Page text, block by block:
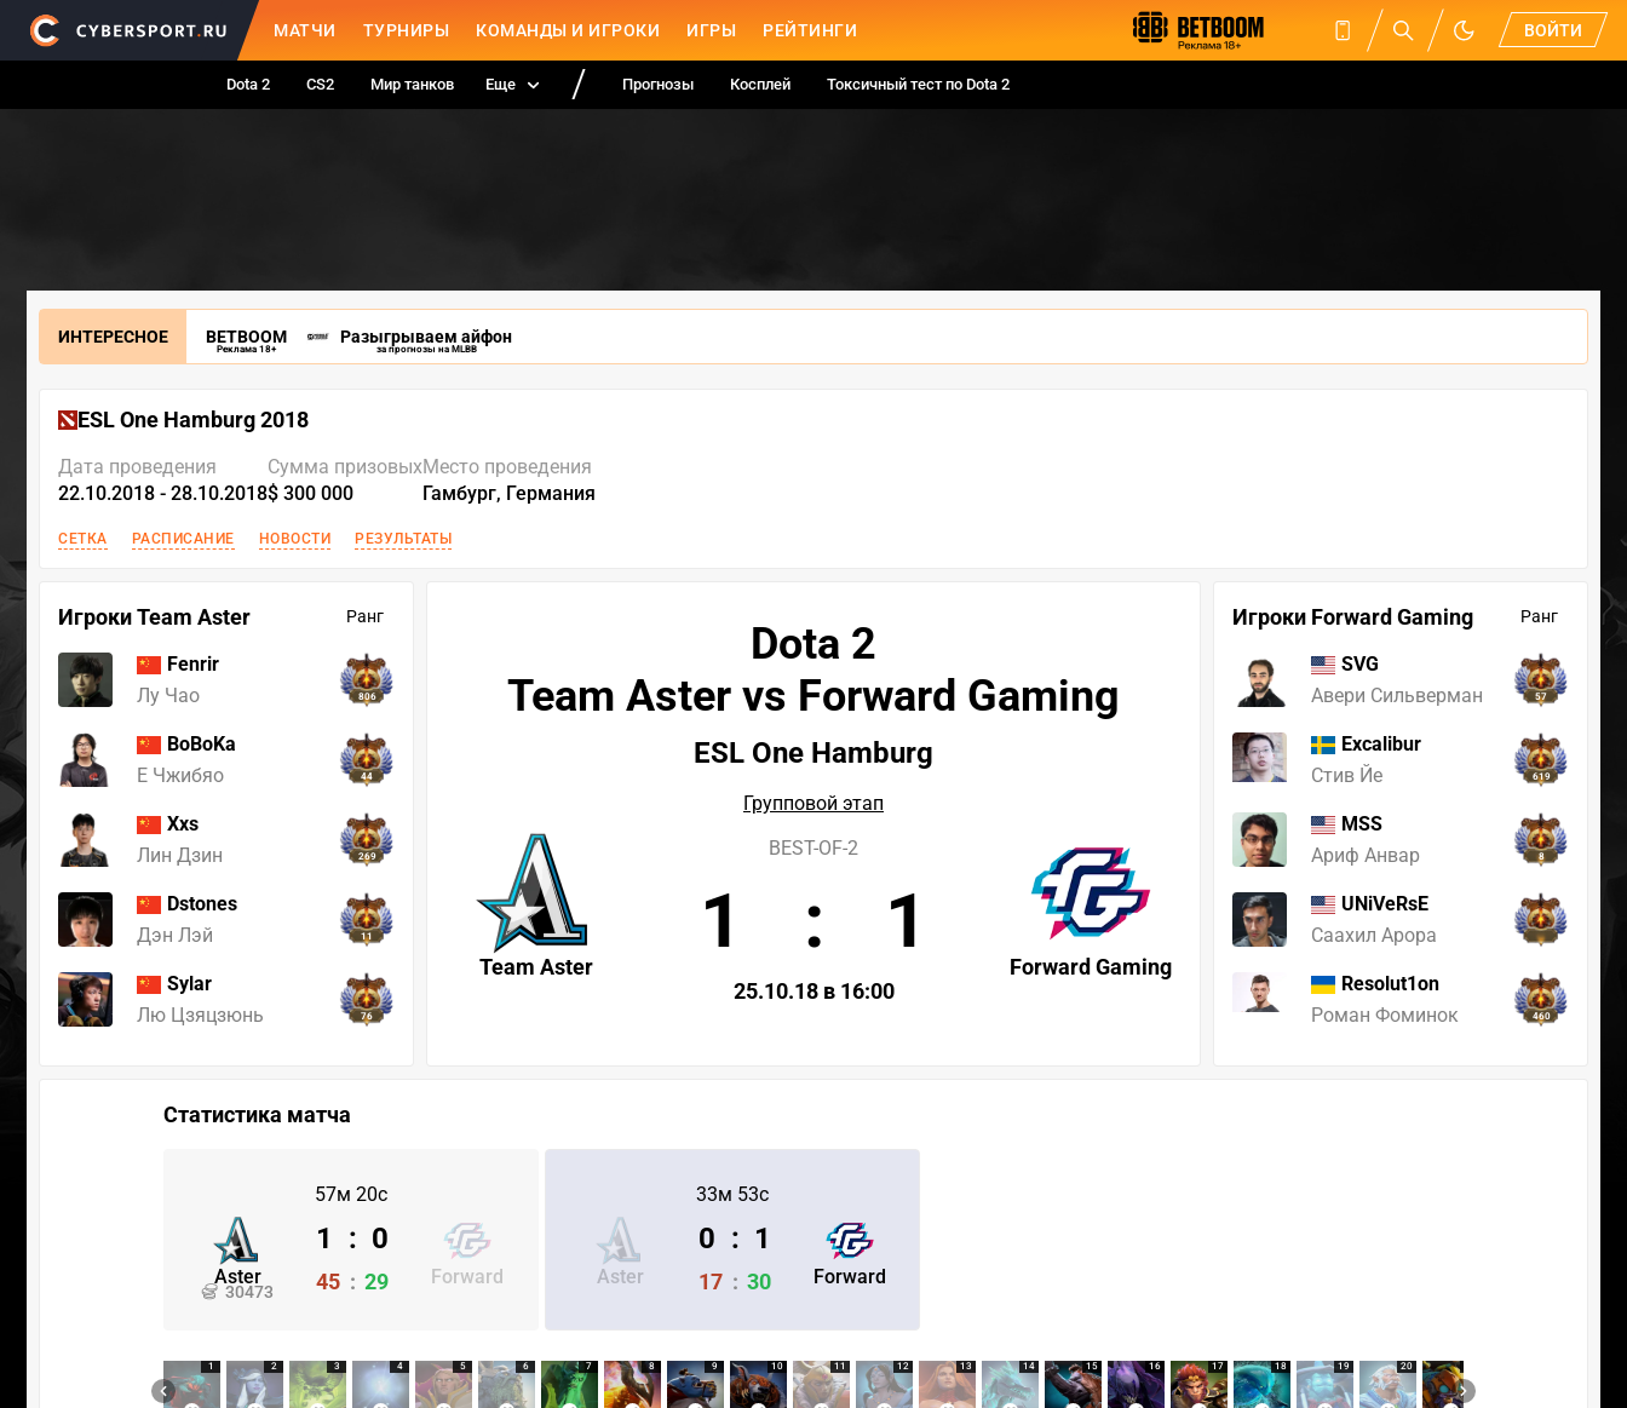
МАТЧИ ТУРНИРЫ КОМАНДЫ И ИГРОКИ ИГРЫ РЕЙТИНГИ ВОЙТИ
Dota 2 CS2 Мир танков Еще Прогнозы Косплей Токсичный тест по Dota 2
ИНТЕРЕСНОЕ BETBOOM
Реклама 18+
Разыгрываем айфон
за прогнозы на MLBB
ESL One Hamburg 2018
Дата проведения
22.10.2018 - 28.10.2018
Сумма призовых
$ 300 000
Место проведения
Гамбург, Германия
СЕТКА РАСПИСАНИЕ НОВОСТИ РЕЗУЛЬТАТЫ
Игроки Team Aster Ранг
Fenrir
Лу Чао
806
BoBoKa
Е Чжибяо
44
Xxs
Лин Дзин
269
Dstones
Дэн Лэй
11
Sylar
Лю Цзяцзюнь
76
Игроки Forward Gaming Ранг
SVG
Авери Сильверман
57
Excalibur
Стив Йе
619
MSS
Ариф Анвар
8
UNiVeRsE
Саахил Арора
Resolut1on
Роман Фоминок
460
Dota 2
Team Aster vs Forward Gaming
ESL One Hamburg
Групповой этап
Team Aster Forward Gaming
BEST-OF-2
1 : 1
25.10.18 в 16:00
Статистика матча
57м 20с
Aster
30473
Forward
1 : 0
45 : 29
33м 53с
Aster Forward
0 : 1
17 : 30
1 2 3 4 5 6 7 8 9 10 11 12 13 14 15 16 17 18 19 20